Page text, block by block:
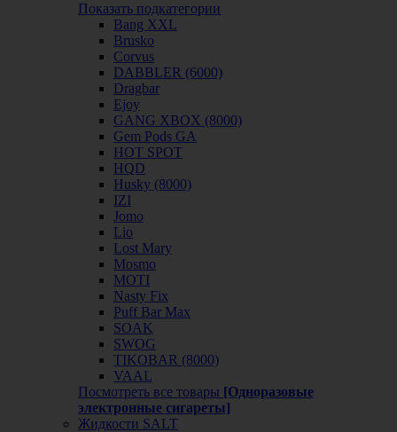
Показать подкатегории
Bang XXL
Brusko
Corvus
DABBLER (6000)
Dragbar
Ejoy
GANG XBOX (8000)
Gem Pods GA
HOT SPOT
HQD
Husky (8000)
IZI
Jomo
Lio
Lost Mary
Mosmo
MOTI
Nasty Fix
Puff Bar Max
SOAK
SWOG
TIKOBAR (8000)
VAAL
Посмотреть все товары [Одноразовые
электронные сигареты]
Жидкости SALT